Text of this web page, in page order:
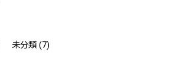
未分類 (7)